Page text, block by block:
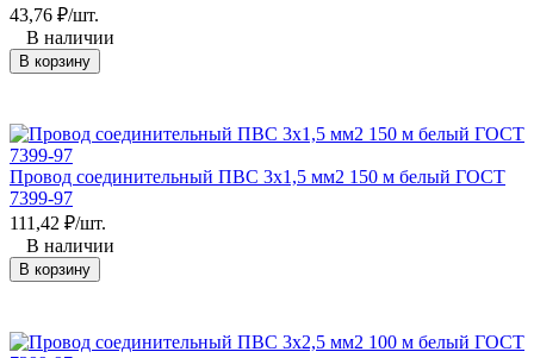
43,76 ₽/шт.
В наличии
В корзину
Провод соединительный ПВС 3x1,5 мм2 150 м белый ГОСТ
7399-97
111,42 ₽/шт.
В наличии
В корзину